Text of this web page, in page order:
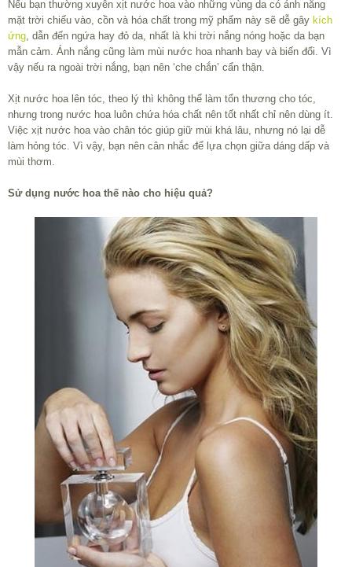
Nếu bạn thường xuyên xịt nước hoa vào những vùng da có ánh nắng
mặt trời chiếu vào, cồn và hóa chất trong mỹ phẩm này sẽ dễ gây kích
ứng , dẫn đến ngứa hay đỏ da, nhất là khi trời nắng nóng hoặc da bạn
mẫn cảm. Ánh nắng cũng làm mùi nước hoa nhanh bay và biến đổi. Vì
vậy nếu ra ngoài trời nắng, bạn nên ‘che chắn’ cẩn thận.
Xịt nước hoa lên tóc, theo lý thì không thể làm tổn thương cho tóc,
nhưng trong nước hoa luôn chứa hóa chất nên tốt nhất chỉ nên dùng ít.
Việc xịt nước hoa vào chân tóc giúp giữ mùi khá lâu, nhưng nó lại dễ
làm hỏng tóc. Vì vậy, bạn nên cân nhắc để lựa chọn giữa dáng dấp và
mùi thơm.
Sử dụng nước hoa thế nào cho hiệu quả?